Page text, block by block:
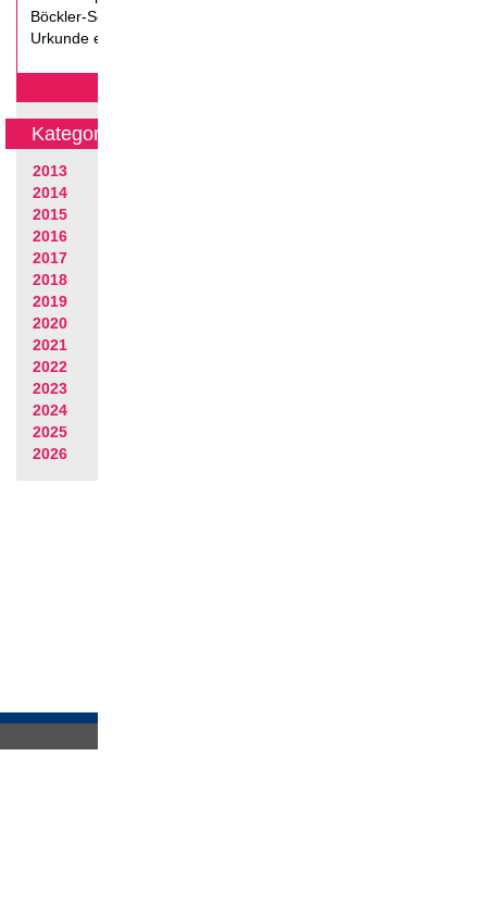
Böckler-Schule für ihr Ehrenamt geehrt und nehmen ihre
Urkunde entgegen.
Kategorien
2013
2014
2015
2016
2017
2018
2019
2020
2021
2022
2023
2024
2025
2026